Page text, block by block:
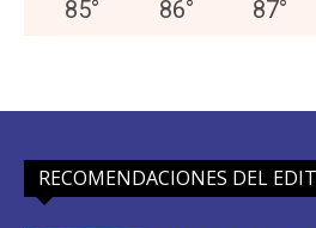
85° 86° 87°
RECOMENDACIONES DEL